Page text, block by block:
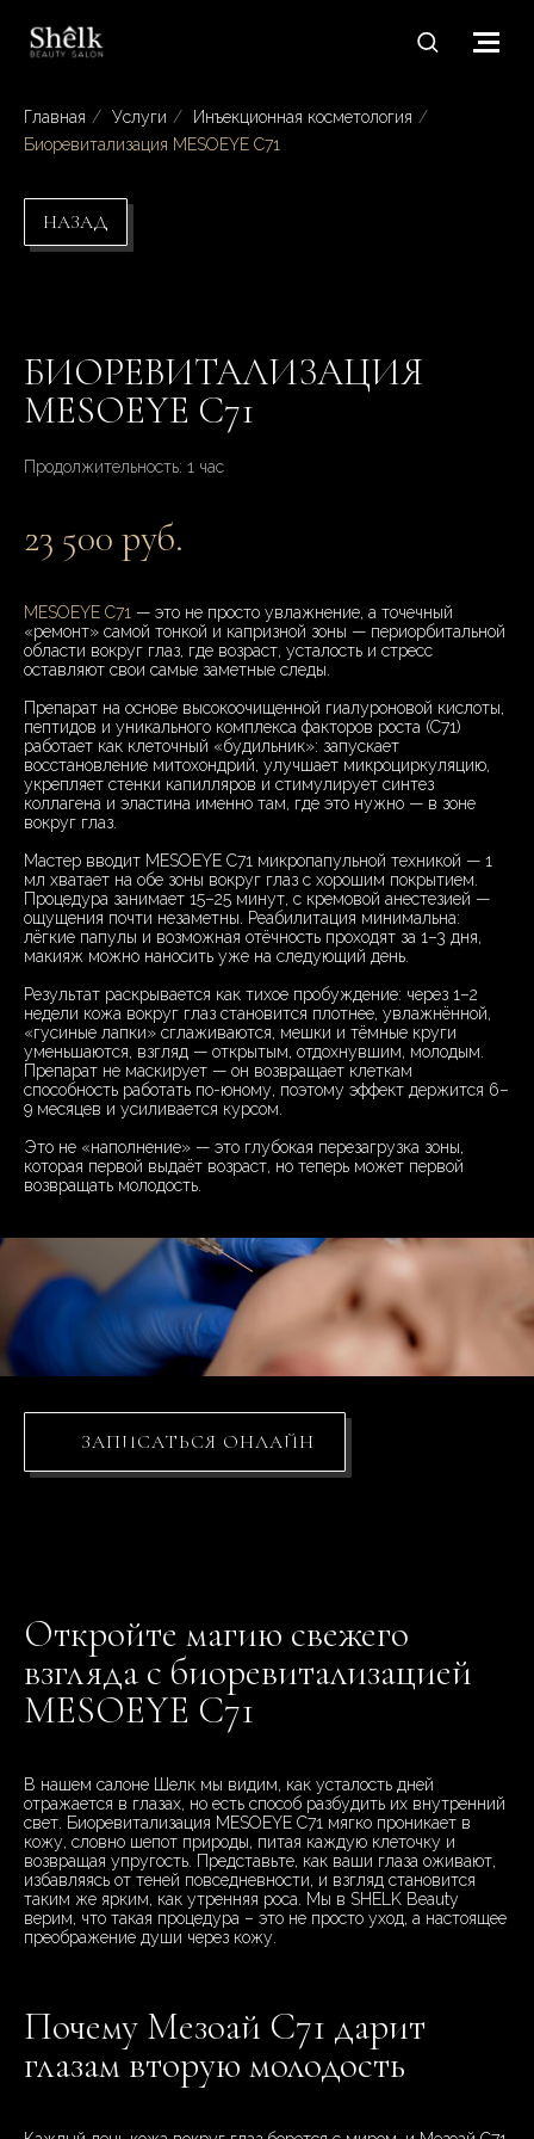
Главная / Услуги / Инъекционная косметология /
Биоревитализация MESOEYE C71
НАЗАД
БИОРЕВИТАЛИЗАЦИЯ
MESOEYE C71
Продолжительность: 1 час
23 500 руб.
MESOEYE C71 — это не просто увлажнение, а точечный
«ремонт» самой тонкой и капризной зоны — периорбитальной
области вокруг глаз, где возраст, усталость и стресс
оставляют свои самые заметные следы.
Препарат на основе высокоочищенной гиалуроновой кислоты,
пептидов и уникального комплекса факторов роста (C71)
работает как клеточный «будильник»: запускает
восстановление митохондрий, улучшает микроциркуляцию,
укрепляет стенки капилляров и стимулирует синтез
коллагена и эластина именно там, где это нужно — в зоне
вокруг глаз.
Мастер вводит MESOEYE C71 микропапульной техникой — 1
мл хватает на обе зоны вокруг глаз с хорошим покрытием.
Процедура занимает 15–25 минут, с кремовой анестезией —
ощущения почти незаметны. Реабилитация минимальна:
лёгкие папулы и возможная отёчность проходят за 1–3 дня,
макияж можно наносить уже на следующий день.
Результат раскрывается как тихое пробуждение: через 1–2
недели кожа вокруг глаз становится плотнее, увлажнённой,
«гусиные лапки» сглаживаются, мешки и тёмные круги
уменьшаются, взгляд — открытым, отдохнувшим, молодым.
Препарат не маскирует — он возвращает клеткам
способность работать по-юному, поэтому эффект держится 6–
9 месяцев и усиливается курсом.
Это не «наполнение» — это глубокая перезагрузка зоны,
которая первой выдаёт возраст, но теперь может первой
возвращать молодость.
ЗАПИСАТЬСЯ ОНЛАЙН
Откройте магию свежего
взгляда с биоревитализацией
MESOEYE C71
В нашем салоне Шелк мы видим, как усталость дней
отражается в глазах, но есть способ разбудить их внутренний
свет. Биоревитализация MESOEYE C71 мягко проникает в
кожу, словно шепот природы, питая каждую клеточку и
возвращая упругость. Представьте, как ваши глаза оживают,
избавляясь от теней повседневности, и взгляд становится
таким же ярким, как утренняя роса. Мы в SHELK Beauty
верим, что такая процедура – это не просто уход, а настоящее
преображение души через кожу.
Почему Мезоай C71 дарит
глазам вторую молодость